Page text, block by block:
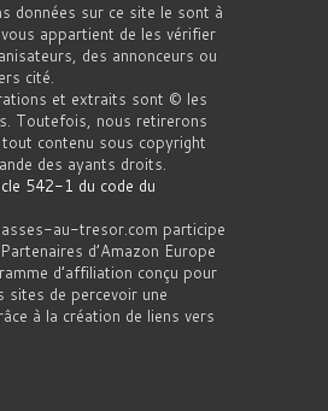
données sur ce site le sont à
appartient de les vérifier
des annonceurs ou
cité.
et extraits sont © les
Toutefois, nous retirerons
contenu sous copyright
des ayants droits.
542-1 du code du
au-tresor.com participe
d’Amazon Europe
d’affiliation conçu pour
sites de percevoir une
à la création de liens vers